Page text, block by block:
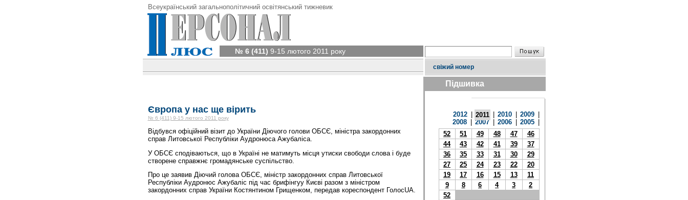
Всеукраїнський загальнополітичний освітянський тижневик
№ 6 (411) 9-15 лютого 2011 року
свіжий номер
Європа у нас ще вірить
№ 6 (411) 9-15 лютого 2011 року
Відбувся офіційний візит до України Діючого голови ОБСЄ, міністра закордонних
справ Литовської Республіки Аудронюса Ажубаліса.
У ОБСЄ сподіваються, що в Україні не матимуть місця утиски свободи слова і буде
створене справжнє громадянське суспільство.
Про це заявив Діючий голова ОБСЄ, міністр закордонних справ Литовської
Республіки Аудронюс Ажубаліс під час брифінгуу Києві разом з міністром
закордонних справ України Костянтином Грищенком, передав кореспондент ГолосUA.
Підшивка
2012 2011 2010 2009
2008
2007 2006 2005
52
51 49 48 47
46
44
43 42 41 39
37
36
35 33 31 30
29
27
25 24 23 22
20
19
17 16 15 13
11
9
8 6 4 3
2
52